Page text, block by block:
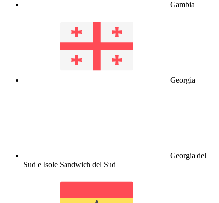
Gambia
Georgia
Georgia del
Sud e Isole Sandwich del Sud